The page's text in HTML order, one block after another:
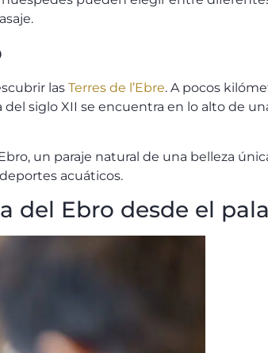
las Terres de l’Ebre. A pocos
siglo XII se encuentra en lo alto de
un paraje natural de una belleza
acuáticos.
del Ebro desde el